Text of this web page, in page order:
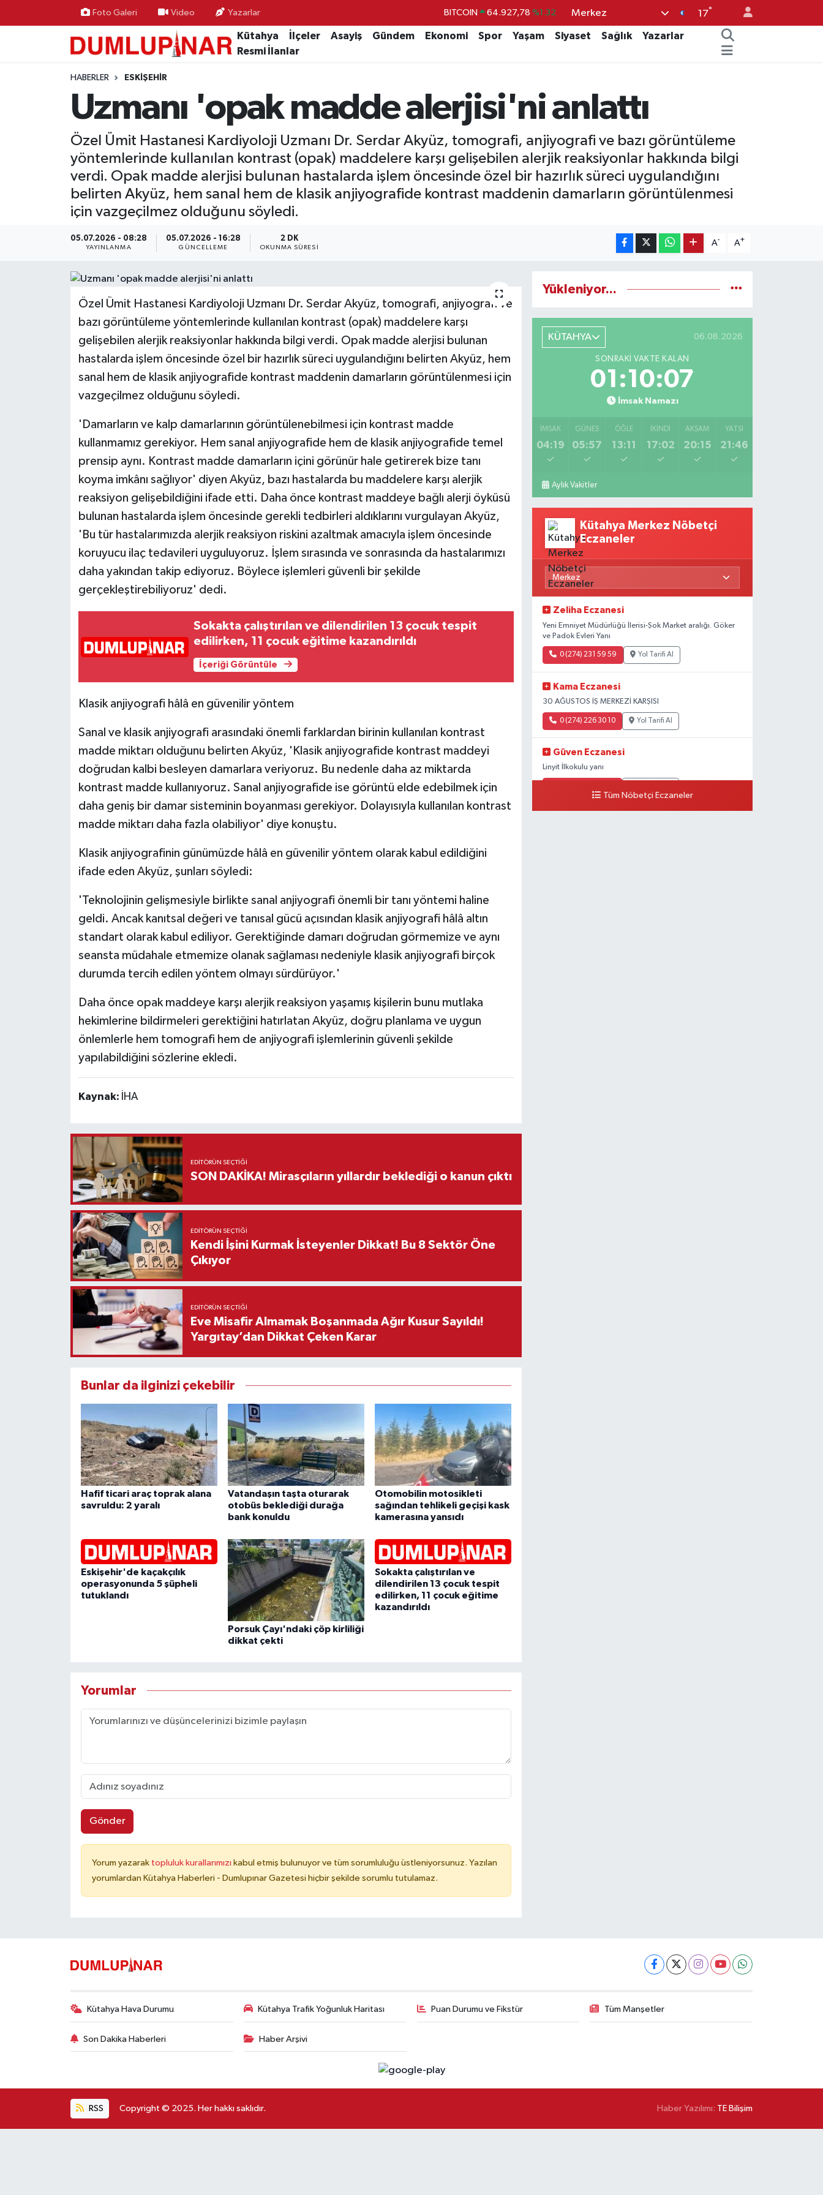
Foto Galeri Video Yazarlar BITCOIN 64.927,78 %1.32
DOLAR 47,5894 %0.08
GRAM ALTIN 6508.83 %4.44
BİST100
Merkez 17°
Kütahya İlçeler Asayiş Gündem Ekonomi Spor Yaşam Siyaset Sağlık
Yazarlar
Resmi İlanlar
HABERLER ESKIŞEHIR
Uzmanı 'opak madde alerjisi'ni anlattı
Özel Ümit Hastanesi Kardiyoloji Uzmanı Dr. Serdar Akyüz, tomografi, anjiyografi ve bazı görüntüleme
yöntemlerinde kullanılan kontrast (opak) maddelere karşı gelişebilen alerjik reaksiyonlar hakkında bilgi
verdi. Opak madde alerjisi bulunan hastalarda işlem öncesinde özel bir hazırlık süreci uygulandığını
belirten Akyüz, hem sanal hem de klasik anjiyografide kontrast maddenin damarların görüntülenmesi
için vazgeçilmez olduğunu söyledi.
05.07.2026 - 08:28
YAYINLANMA
05.07.2026 - 16:28
GÜNCELLEME
2 DK
OKUNMA SÜRESI
A- A+
Özel Ümit Hastanesi Kardiyoloji Uzmanı Dr. Serdar Akyüz, tomografi, anjiyografi ve
bazı görüntüleme yöntemlerinde kullanılan kontrast (opak) maddelere karşı
gelişebilen alerjik reaksiyonlar hakkında bilgi verdi. Opak madde alerjisi bulunan
hastalarda işlem öncesinde özel bir hazırlık süreci uygulandığını belirten Akyüz, hem
sanal hem de klasik anjiyografide kontrast maddenin damarların görüntülenmesi için
vazgeçilmez olduğunu söyledi.
'Damarların ve kalp damarlarının görüntülenebilmesi için kontrast madde
kullanmamız gerekiyor. Hem sanal anjiyografide hem de klasik anjiyografide temel
prensip aynı. Kontrast madde damarların içini görünür hale getirerek bize tanı
koyma imkânı sağlıyor' diyen Akyüz, bazı hastalarda bu maddelere karşı alerjik
reaksiyon gelişebildiğini ifade etti. Daha önce kontrast maddeye bağlı alerji öyküsü
bulunan hastalarda işlem öncesinde gerekli tedbirleri aldıklarını vurgulayan Akyüz,
'Bu tür hastalarımızda alerjik reaksiyon riskini azaltmak amacıyla işlem öncesinde
koruyucu ilaç tedavileri uyguluyoruz. İşlem sırasında ve sonrasında da hastalarımızı
daha yakından takip ediyoruz. Böylece işlemleri güvenli bir şekilde
gerçekleştirebiliyoruz' dedi.
Sokakta çalıştırılan ve dilendirilen 13 çocuk tespit
edilirken, 11 çocuk eğitime kazandırıldı
İçeriği Görüntüle
Klasik anjiyografi hâlâ en güvenilir yöntem
Sanal ve klasik anjiyografi arasındaki önemli farklardan birinin kullanılan kontrast
madde miktarı olduğunu belirten Akyüz, 'Klasik anjiyografide kontrast maddeyi
doğrudan kalbi besleyen damarlara veriyoruz. Bu nedenle daha az miktarda
kontrast madde kullanıyoruz. Sanal anjiyografide ise görüntü elde edebilmek için
daha geniş bir damar sisteminin boyanması gerekiyor. Dolayısıyla kullanılan kontrast
madde miktarı daha fazla olabiliyor' diye konuştu.
Klasik anjiyografinin günümüzde hâlâ en güvenilir yöntem olarak kabul edildiğini
ifade eden Akyüz, şunları söyledi:
'Teknolojinin gelişmesiyle birlikte sanal anjiyografi önemli bir tanı yöntemi haline
geldi. Ancak kanıtsal değeri ve tanısal gücü açısından klasik anjiyografi hâlâ altın
standart olarak kabul ediliyor. Gerektiğinde damarı doğrudan görmemize ve aynı
seansta müdahale etmemize olanak sağlaması nedeniyle klasik anjiyografi birçok
durumda tercih edilen yöntem olmayı sürdürüyor.'
Daha önce opak maddeye karşı alerjik reaksiyon yaşamış kişilerin bunu mutlaka
hekimlerine bildirmeleri gerektiğini hatırlatan Akyüz, doğru planlama ve uygun
önlemlerle hem tomografi hem de anjiyografi işlemlerinin güvenli şekilde
yapılabildiğini sözlerine ekledi.
Kaynak: İHA
EDITÖRÜN SEÇTIĞI
SON DAKİKA! Mirasçıların yıllardır beklediği o kanun çıktı
EDITÖRÜN SEÇTIĞI
Kendi İşini Kurmak İsteyenler Dikkat! Bu 8 Sektör Öne
Çıkıyor
EDITÖRÜN SEÇTIĞI
Eve Misafir Almamak Boşanmada Ağır Kusur Sayıldı!
Yargıtay’dan Dikkat Çeken Karar
Bunlar da ilginizi çekebilir
Hafif ticari araç toprak alana
savruldu: 2 yaralı
Vatandaşın taşta oturarak
otobüs beklediği durağa
bank konuldu
Otomobilin motosikleti
sağından tehlikeli geçişi kask
kamerasına yansıdı
Eskişehir'de kaçakçılık
operasyonunda 5 şüpheli
tutuklandı
Porsuk Çayı'ndaki çöp kirliliği
dikkat çekti
Sokakta çalıştırılan ve
dilendirilen 13 çocuk tespit
edilirken, 11 çocuk eğitime
kazandırıldı
Yorumlar
Gönder
Yorum yazarak topluluk kurallarımızı kabul etmiş bulunuyor ve tüm sorumluluğu üstleniyorsunuz. Yazılan
yorumlardan Kütahya Haberleri - Dumlupınar Gazetesi hiçbir şekilde sorumlu tutulamaz.
Yükleniyor...
KÜTAHYA 06.08.2026
SONRAKI VAKTE KALAN
01:10:06
İmsak Namazı
İMSAK
04:19
GÜNEŞ
05:57
ÖĞLE
13:11
İKINDI
17:02
AKŞAM
20:15
YATSI
21:46
Aylık Vakitler
Kütahya Merkez Nöbetçi
Eczaneler
Zeliha Eczanesi
Yeni Emniyet Müdürlüğü İlerisi-Şok Market aralığı. Göker
ve Padok Evleri Yanı
0 (274) 231 59 59 Yol Tarifi Al
Kama Eczanesi
30 AĞUSTOS İŞ MERKEZİ KARŞISI
0 (274) 226 30 10 Yol Tarifi Al
Güven Eczanesi
Linyit İlkokulu yanı
Tüm Nöbetçi Eczaneler
Kütahya Hava Durumu Kütahya Trafik Yoğunluk Haritası Puan Durumu ve Fikstür Tüm Manşetler
Son Dakika Haberleri Haber Arşivi
RSS Copyright © 2025. Her hakkı saklıdır. Haber Yazılımı: TE Bilişim
Ekonomi
Haber İlanlar
Kültür-Sanat
Resmi İlanlar
Teknoloji
Vefat Haberleri
Kütahya Hava Durumu
Kütahya Trafik Yoğunluk Haritası
Süper Lig Puan Durumu ve Fikstür
Tüm Manşetler
Son Dakika Haberleri